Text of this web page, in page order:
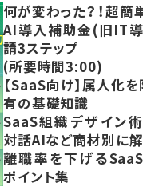
何が変わった？！超簡
AI導入補助金(旧IT
請3ステップ
(所要時間3:00)
【SaaS向け】属人化
有の基礎知識
SaaS組織デザイン術
対話AIなど商材別に
離職率を下げる
ポイント集